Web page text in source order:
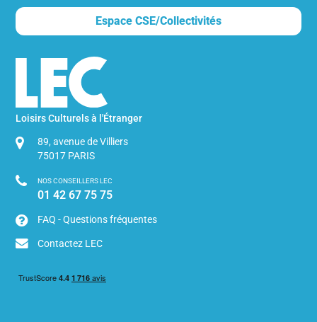
le
site
Espace CSE/Collectivités
Loisirs Culturels à l'Étranger
89, avenue de Villiers
75017 PARIS
NOS CONSEILLERS LEC
01 42 67 75 75
FAQ - Questions fréquentes
Contactez LEC